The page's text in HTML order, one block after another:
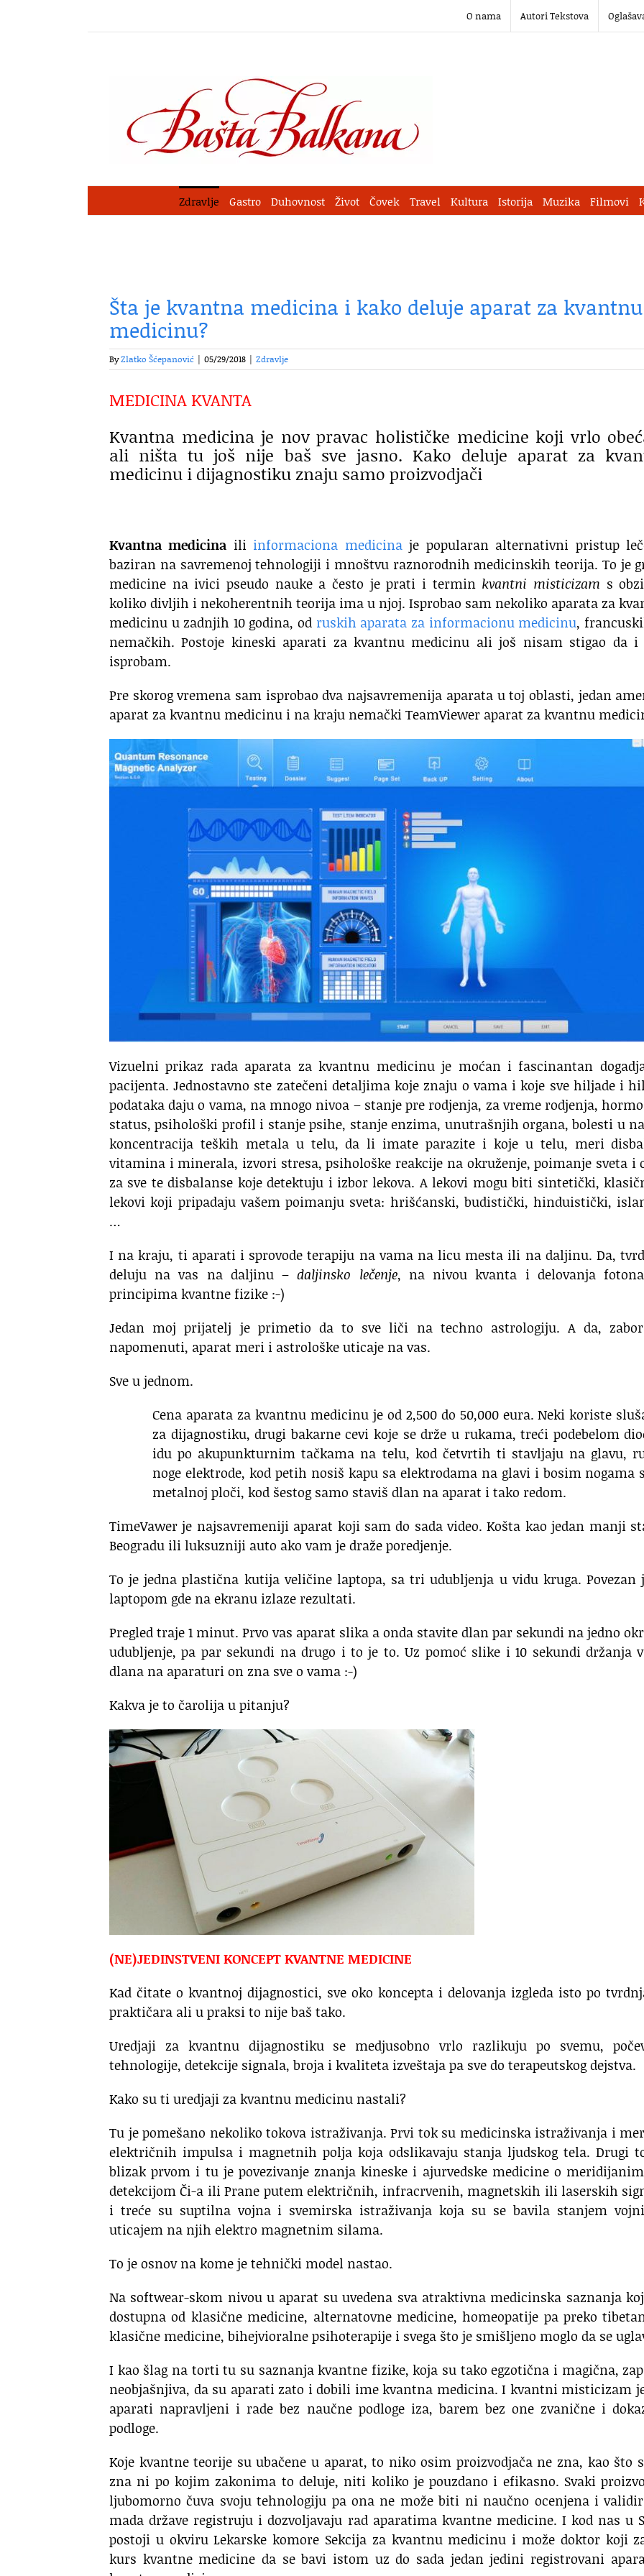
O nama Autori Tekstova
Zdravlje Gastro Duhovnost Život Čovek Travel Kultura Istorija Muzika Filmovi
Šta je kvantna medicina i kako deluje aparat za kvantnu
medicinu?
ByZlatko Šćepanović | 05/29/2018 | Zdravlje
MEDICINA KVANTA
Kvantna medicina je nov pravac holističke medicine koji vrlo
ali ništa tu još nije baš sve jasno. Kako deluje aparat za
medicinu i dijagnostiku znaju samo proizvodjači
Kvantna medicina ili informaciona medicinaje popularan alternativni pristup
baziran na savremenoj tehnologiji i mnoštvu raznorodnih medicinskih teorija. To je
medicine na ivici pseudo nauke a često je prati i termin kvantni misticizam s
koliko divljih i nekoherentnih teorija ima u njoj. Isprobao sam nekoliko aparata za
medicinu u zadnjih 10 godina, od ruskih aparata za informacionu medicinu,
nemačkih. Postoje kineski aparati za kvantnu medicinu ali još nisam stigao da
isprobam.
Pre skorog vremena sam isprobao dva najsavremenija aparata u toj oblasti, jedan
aparat za kvantnu medicinu i na kraju nemački TeamViewer aparat za kvantnu
Vizuelni prikaz rada aparata za kvantnu medicinu je moćan i fascinantan
pacijenta. Jednostavno ste zatečeni detaljima koje znaju o vama i koje sve hiljade i
podataka daju o vama, na mnogo nivoa – stanje pre rodjenja, za vreme rodjenja,
status, psihološki profil i stanje psihe, stanje enzima, unutrašnjih organa, bolesti u
koncentracija teških metala u telu, da li imate parazite i koje u telu, meri
vitamina i minerala, izvori stresa, psihološke reakcije na okruženje, poimanje sveta i
za sve te disbalanse koje detektuju i izbor lekova. A lekovi mogu biti sintetički,
lekovi koji pripadaju vašem poimanju sveta: hrišćanski, budistički, hinduistički,
…
I na kraju, ti aparati i sprovode terapiju na vama na licu mesta ili na daljinu. Da,
deluju na vas na daljinu – daljinsko lečenje, na nivou kvanta i delovanja
principima kvantne fizike :-)
Jedan moj prijatelj je primetio da to sve liči na techno astrologiju. A da,
napomenuti, aparat meri i astrološke uticaje na vas.
Sve u jednom.
Cena aparata za kvantnu medicinu je od 2,500 do 50,000 eura. Neki koriste
za dijagnostiku, drugi bakarne cevi koje se drže u rukama, treći podebelom
idu po akupunkturnim tačkama na telu, kod četvrtih ti stavljaju na glavu,
noge elektrode, kod petih nosiš kapu sa elektrodama na glavi i bosim nogama
metalnoj ploči, kod šestog samo staviš dlan na aparat i tako redom.
TimeVawer je najsavremeniji aparat koji sam do sada video. Košta kao jedan manji
Beogradu ili luksuzniji auto ako vam je draže poredjenje.
To je jedna plastična kutija veličine laptopa, sa tri udubljenja u vidu kruga. Povezan
laptopom gde na ekranu izlaze rezultati.
Pregled traje 1 minut. Prvo vas aparat slika a onda stavite dlan par sekundi na jedno
udubljenje, pa par sekundi na drugo i to je to. Uz pomoć slike i 10 sekundi držanja
dlana na aparaturi on zna sve o vama :-)
Kakva je to čarolija u pitanju?
(NE)JEDINSTVENI KONCEPT KVANTNE MEDICINE
Kad čitate o kvantnoj dijagnostici, sve oko koncepta i delovanja izgleda isto po
praktičara ali u praksi to nije baš tako.
Uredjaji za kvantnu dijagnostiku se medjusobno vrlo razlikuju po svemu,
tehnologije, detekcije signala, broja i kvaliteta izveštaja pa sve do terapeutskog dejstva.
Kako su ti uredjaji za kvantnu medicinu nastali?
Tu je pomešano nekoliko tokova istraživanja. Prvi tok su medicinska istraživanja i
električnih impulsa i magnetnih polja koja odslikavaju stanja ljudskog tela. Drugi
blizak prvom i tu je povezivanje znanja kineske i ajurvedske medicine o
detekcijom Či-a ili Prane putem električnih, infracrvenih, magnetskih ili laserskih
i treće su suptilna vojna i svemirska istraživanja koja su se bavila stanjem
uticajem na njih elektro magnetnim silama.
To je osnov na kome je tehnički model nastao.
Na softwear-skom nivou u aparat su uvedena sva atraktivna medicinska saznanja
dostupna od klasične medicine, alternatovne medicine, homeopatije pa preko
klasične medicine, bihejvioralne psihoterapije i svega što je smišljeno moglo da se
I kao šlag na torti tu su saznanja kvantne fizike, koja su tako egzotična i magična,
neobjašnjiva, da su aparati zato i dobili ime kvantna medicina. I kvantni misticizam
aparati napravljeni i rade bez naučne podloge iza, barem bez one zvanične i
podloge.
Koje kvantne teorije su ubačene u aparat, to niko osim proizvodjača ne zna, kao što
zna ni po kojim zakonima to deluje, niti koliko je pouzdano i efikasno. Svaki
ljubomorno čuva svoju tehnologiju pa ona ne može biti ni naučno ocenjena i
mada države registruju i dozvoljavaju rad aparatima kvantne medicine. I kod nas u
postoji u okviru Lekarske komore Sekcija za kvantnu medicinu i može doktor koji
kurs kvantne medicine da se bavi istom uz do sada jedan jedini registrovani